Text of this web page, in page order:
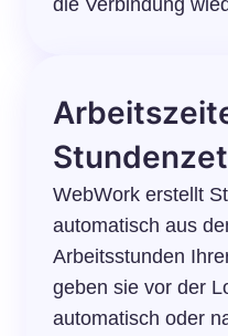
WebWork erstellt
automatisch aus
Arbeitsstunden
geben sie vor der
automatisch oder